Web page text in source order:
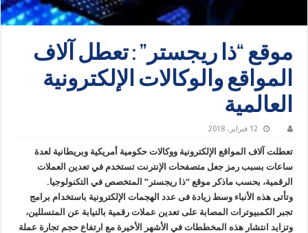
موقع “ذا ريجستر” : تعطل آلاف
المواقع والوكالات الإلكترونية
العالمية
12 فبراير، 2018
تعطلت آلاف المواقع الإلكترونية ووكالات حكومية أمريكية وبريطانية لعدة
ساعات بسبب رمز جعل متصفحات الإنترنت تستخدم في تعدين العملات
الرقمية، بحسب ماذكر موقع “ذا ريجستر” المتخصص في التكنولوجيا.
وتأتى هذه الأنباء وسط زيادة فى عدد الهجمات الإلكترونية باستخدام برامج
تجبر الكمبيوترات المصابة على تعدين عملات رقمية بالنيابة عن المتسللين،
وتزايد انتشار هذه المخططات في الأشهر الأخيرة مع ارتفاع حجم تجارة عملة